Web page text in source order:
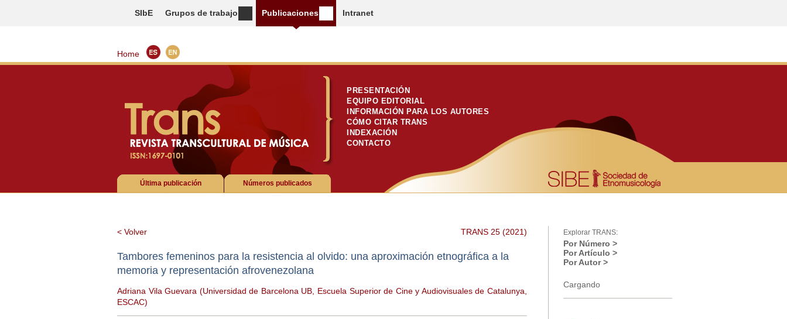
SIbE Grupos de trabajo Publicaciones Intranet
Home
PRESENTACIÓN
EQUIPO EDITORIAL
INFORMACIÓN PARA LOS AUTORES
CÓMO CITAR TRANS
INDEXACIÓN
CONTACTO
Números publicados
Última publicación
Explorar TRANS:
Por Número >
Por Artículo >
Por Autor >
Cargando
< Volver TRANS 25 (2021)
Tambores femeninos para la resistencia al olvido: una aproximación etnográfica a la
memoria y representación afrovenezolana
Adriana Vila Guevara (Universidad de Barcelona UB, Escuela Superior de Cine y Audiovisuales de Catalunya,
ESCAC)